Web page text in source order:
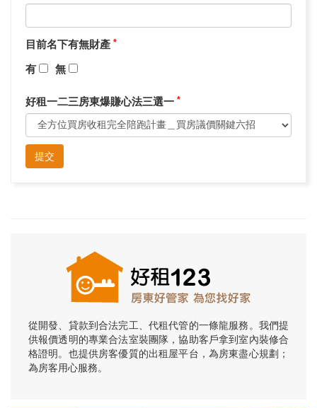
目前名下有無財產 *
有 無
好租一二三房東爆賺心法三選一 *
提交
從開發、貸款到合法完工、代租代管的一條龍服務。我們提
供報價透明的專業合法室裝團隊，協助客戶拿到室內裝修合
格證明。也提供房客優質的出租屋平台，為房東盡心規劃；
為房客用心服務。